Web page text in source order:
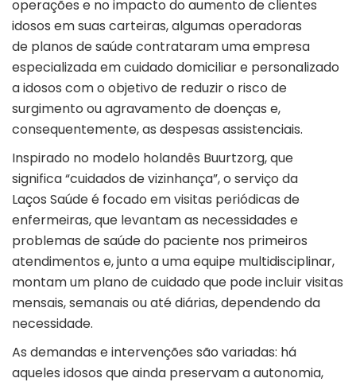
operações e no impacto do aumento de clientes
idosos em suas carteiras, algumas operadoras
de planos de saúde contrataram uma empresa
especializada em cuidado domiciliar e personalizado
a idosos com o objetivo de reduzir o risco de
surgimento ou agravamento de doenças e,
consequentemente, as despesas assistenciais.
Inspirado no modelo holandês Buurtzorg, que
significa “cuidados de vizinhança”, o serviço da
Laços Saúde é focado em visitas periódicas de
enfermeiras, que levantam as necessidades e
problemas de saúde do paciente nos primeiros
atendimentos e, junto a uma equipe multidisciplinar,
montam um plano de cuidado que pode incluir visitas
mensais, semanais ou até diárias, dependendo da
necessidade.
As demandas e intervenções são variadas: há
aqueles idosos que ainda preservam a autonomia,